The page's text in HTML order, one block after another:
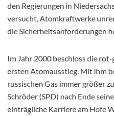
den Regierungen in
versucht, Atomkraftwerke
die Sicherheitsanforderungen
Im Jahr 2000 beschloss die
ersten Atomausstieg. Mit ihm
russischen Gas immer größer
Schröder (SPD) nach Ende
einträgliche Karriere am Hofe